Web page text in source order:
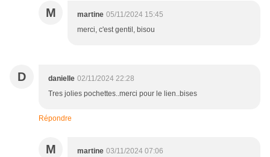
M martine 05/11/2024 15:45
merci, c'est gentil, bisou
D danielle 02/11/2024 22:28
Tres jolies pochettes..merci pour le lien..bises
Répondre
M martine 03/11/2024 07:06